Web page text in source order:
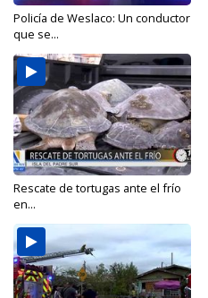
Policía de Weslaco: Un conductor
que se...
Rescate de tortugas ante el frío
en...